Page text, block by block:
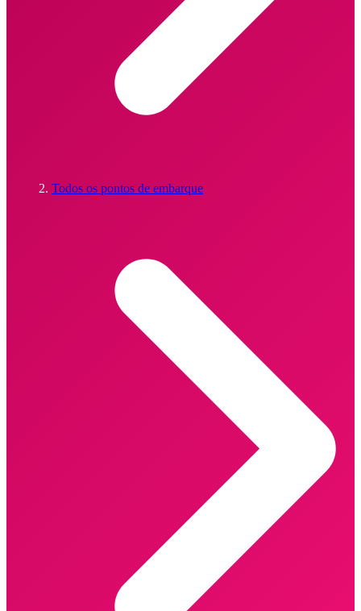
Todos os pontos de embarque